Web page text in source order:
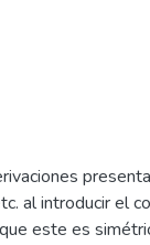
al introducir el
este es